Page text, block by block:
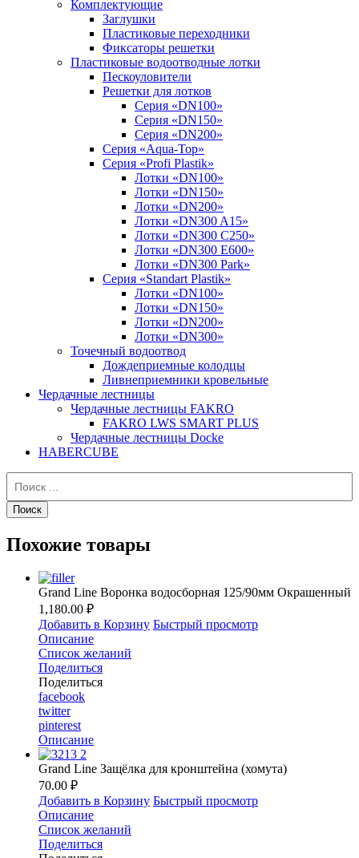
Комплектующие
Заглушки
Пластиковые переходники
Фиксаторы решетки
Пластиковые водоотводные лотки
Пескоуловители
Решетки для лотков
Серия «DN100»
Серия «DN150»
Серия «DN200»
Серия «Aqua-Top»
Серия «Profi Plastik»
Лотки «DN100»
Лотки «DN150»
Лотки «DN200»
Лотки «DN300 A15»
Лотки «DN300 C250»
Лотки «DN300 E600»
Лотки «DN300 Park»
Серия «Standart Plastik»
Лотки «DN100»
Лотки «DN150»
Лотки «DN200»
Лотки «DN300»
Точечный водоотвод
Дождеприемные колодцы
Ливнеприемники кровельные
Чердачные лестницы
Чердачные лестницы FAKRO
FAKRO LWS SMART PLUS
Чердачные лестницы Docke
HABERCUBE
Похожие товары
Grand Line Воронка водосборная 125/90мм Окрашенный
1,180.00 ₽
Добавить в Корзину Быстрый просмотр
Описание
Список желаний
Поделиться
Поделиться
facebook
twitter
pinterest
Описание
Grand Line Защёлка для кронштейна (хомута)
70.00 ₽
Добавить в Корзину Быстрый просмотр
Описание
Список желаний
Поделиться